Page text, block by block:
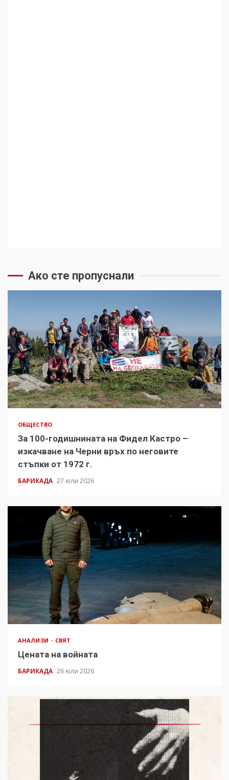
Ако сте пропуснали
ОБЩЕСТВО
За 100-годишнината на Фидел Кастро –
изкачване на Черни връх по неговите
стъпки от 1972 г.
БАРИКАДА 27 юли 2026
АНАЛИЗИ СВЯТ
Цената на войната
БАРИКАДА 26 юли 2026